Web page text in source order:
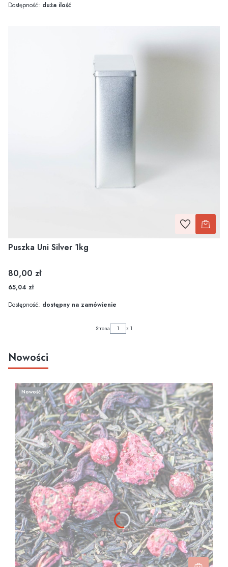
Dostępność: duża ilość
Puszka Uni Silver 1kg
Cena
80,00 zł
65,04 zł
Dostępność: dostępny na zamówienie
Strona z 1
Nowości
Nowość